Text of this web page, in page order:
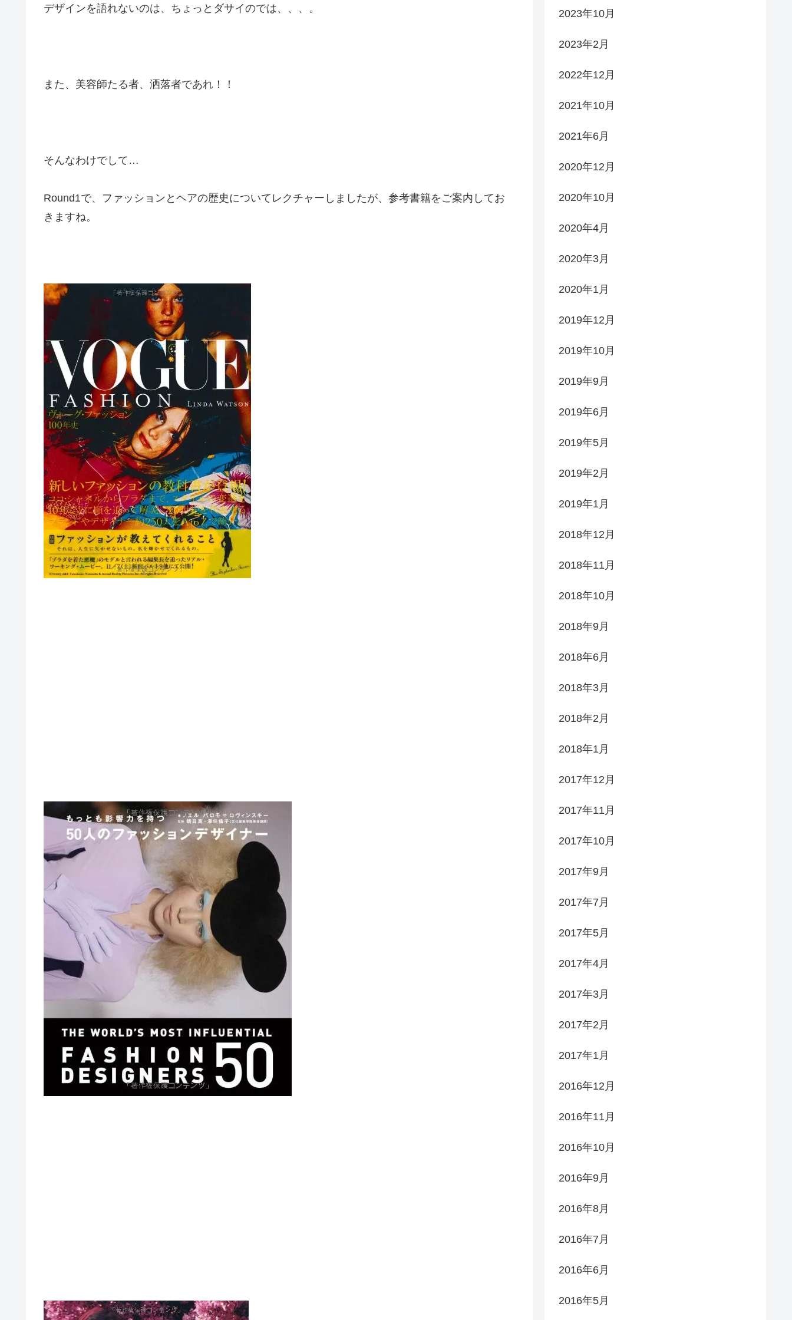
デザインを語れないのは、ちょっとダサイのでは、、、。
また、美容師たる者、洒落者であれ！！
そんなわけでして…
Round1で、ファッションとヘアの歴史についてレクチャーしましたが、参考書籍をご案内してお
きますね。
2023年10月
2023年2月
2022年12月
2021年10月
2021年6月
2020年12月
2020年10月
2020年4月
2020年3月
2020年1月
2019年12月
2019年10月
2019年9月
2019年6月
2019年5月
2019年2月
2019年1月
2018年12月
2018年11月
2018年10月
2018年9月
2018年6月
2018年3月
2018年2月
2018年1月
2017年12月
2017年11月
2017年10月
2017年9月
2017年7月
2017年5月
2017年4月
2017年3月
2017年2月
2017年1月
2016年12月
2016年11月
2016年10月
2016年9月
2016年8月
2016年7月
2016年6月
2016年5月